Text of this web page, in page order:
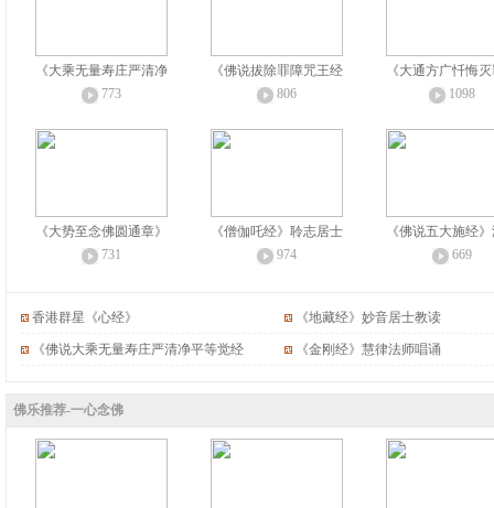
《大乘无量寿庄严清净
773
《佛说拔除罪障咒王经
806
《大通方广忏悔
1098
《大势至念佛圆通章》
731
《僧伽吒经》聆志居士
974
《佛说五大施经
669
香港群星《心经》 《地藏经》妙音居士教读
《佛说大乘无量寿庄严清净平等觉经 《金刚经》慧律法师唱诵
佛乐推荐-一心念佛